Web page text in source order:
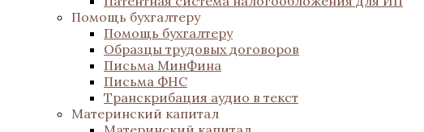
Помощь бухгалтеру
Помощь бухгалтеру
Образцы трудовых договоров
Письма МинФина
Письма ФНС
Транскрибация аудио в текст
Материнский капитал